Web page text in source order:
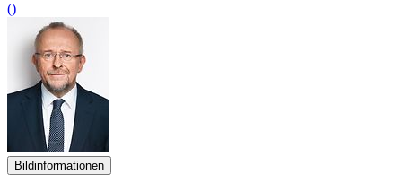
()
Bildinformationen